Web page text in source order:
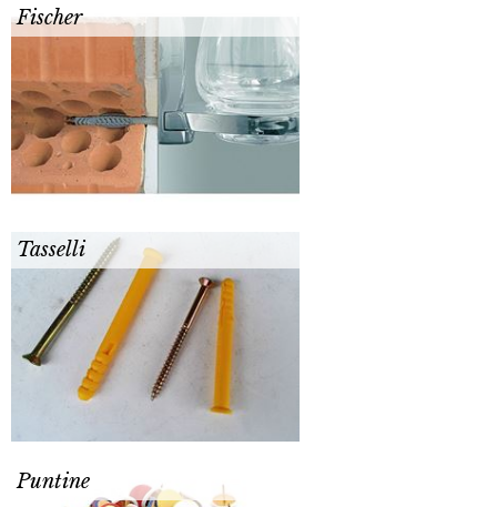
Fischer
Tasselli
Puntine